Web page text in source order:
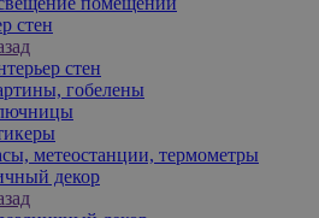
стен
стен
гобелены
метеостанции, термометры
декор